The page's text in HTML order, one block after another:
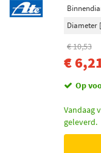
Diameter
€ 10,53
€
Op
Vandaag
geleverd.